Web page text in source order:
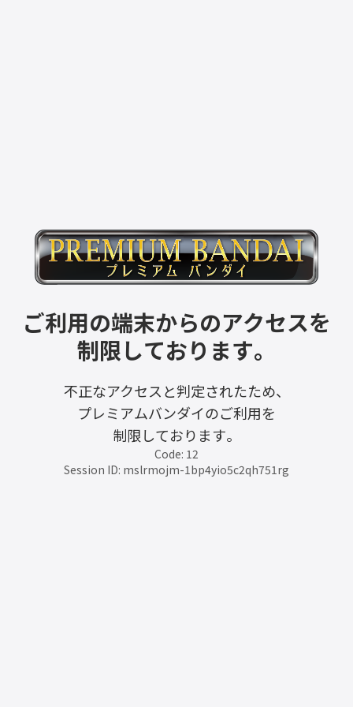
ご利用の端末からのアクセスを
制限しております。
不正なアクセスと判定されたため、
プレミアムバンダイのご利用を
制限しております。
Code: 12
Session ID: mslrmojm-1bp4yio5c2qh751rg